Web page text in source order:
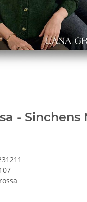
- Sinchens